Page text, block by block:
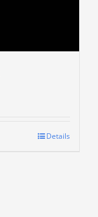
Details